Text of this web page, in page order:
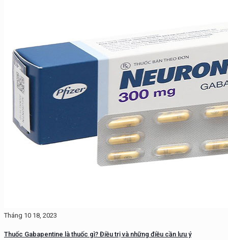
Tháng 10 18, 2023
Thuốc Gabapentine là thuốc gì? Điều trị và những điều cần lưu ý